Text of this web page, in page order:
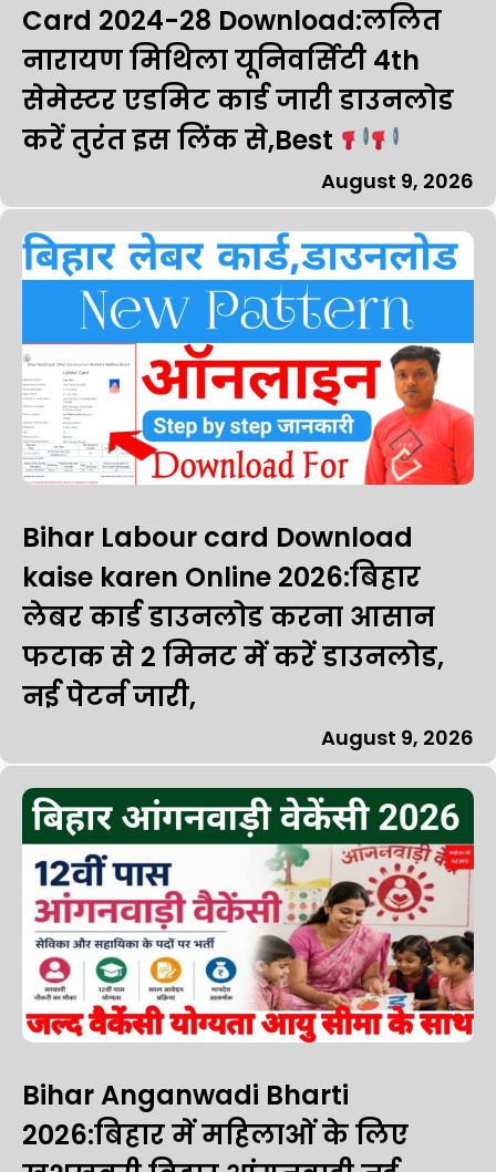
Card 2024-28 Download:ललित
नारायण मिथिला यूनिवर्सिटी 4th
सेमेस्टर एडमिट कार्ड जारी डाउनलोड
करें तुरंत इस लिंक से,Best
August 9, 2026
Bihar Labour card Download
kaise karen Online 2026:बिहार
लेबर कार्ड डाउनलोड करना आसान
फटाक से 2 मिनट में करें डाउनलोड,
नई पेटर्न जारी,
August 9, 2026
Bihar Anganwadi Bharti
2026:बिहार में महिलाओं के लिए